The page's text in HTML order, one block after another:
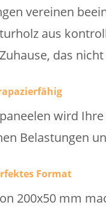
vereinen
aus
das
wird
Belastungen
Format
200x50 mm